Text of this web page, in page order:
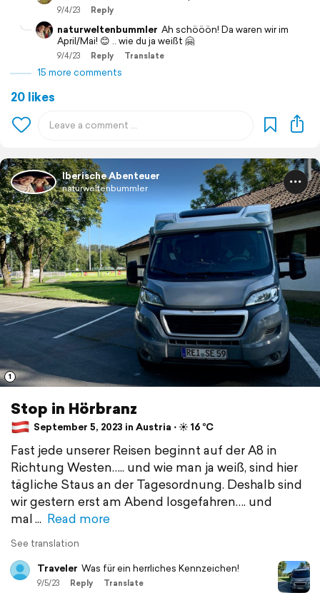
9/4/23 Reply
naturweltenbummler Ah schööön! Da waren wir im
April/Mai! 😊 .. wie du ja weißt 🤗
9/4/23 Reply Translate
15 more comments
20 likes
Iberische Abenteuer
naturweltenbummler
1
Stop in Hörbranz
September 5, 2023 in Austria ⋅ ☀️ 16 °C
Fast jede unserer Reisen beginnt auf der A8 in
Richtung Westen….. und wie man ja weiß, sind hier
tägliche Staus an der Tagesordnung. Deshalb sind
wir gestern erst am Abend losgefahren…. und
mal
Read more
See translation
Traveler Was für ein herrliches Kennzeichen!
9/5/23 Reply Translate